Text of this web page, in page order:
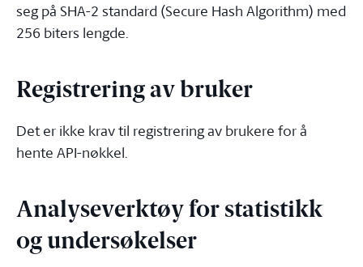
seg på SHA-2 standard (Secure Hash Algorithm) med
256 biters lengde.
Registrering av bruker
Det er ikke krav til registrering av brukere for å
hente API-nøkkel.
Analyseverktøy for statistikk
og undersøkelser